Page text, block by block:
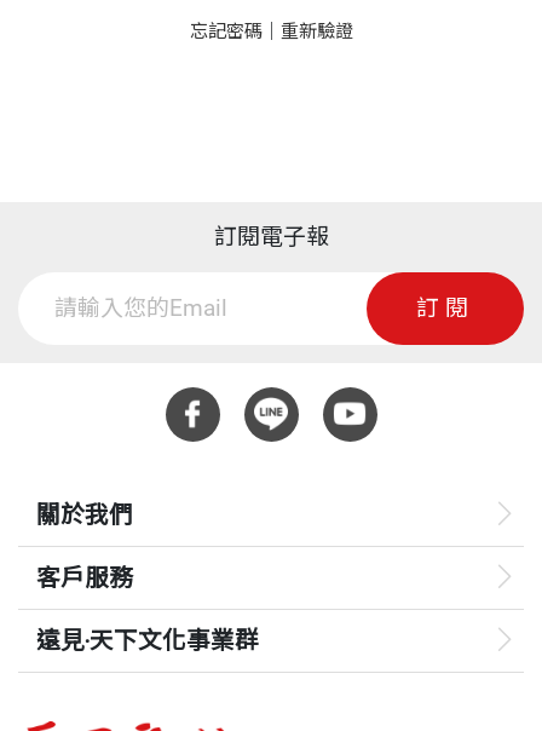
忘記密碼｜ 重新驗證
訂閱電子報
訂閱
關於我們
客戶服務
遠見‧天下文化事業群